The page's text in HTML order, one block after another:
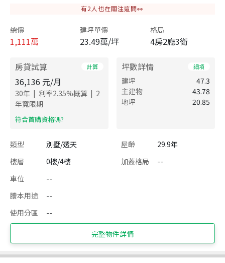
有2 人也在關注這間👀
總價
1,111萬
建坪單價
23.49萬/坪
格局
4房2廳3衛
房貸試算 計算
36,136 元/月
30年 | 利率2.35%概算 | 2
年寬限期
​符合首購資格嗎?
坪數詳情 細項
建坪
47.3
主建物
43.78
地坪
20.85
類型 別墅/透天 屋齡
29.9年
樓層
0樓/4樓 加蓋格局
--
車位
--
謄本用途
--
使用分區
--
完整物件詳情